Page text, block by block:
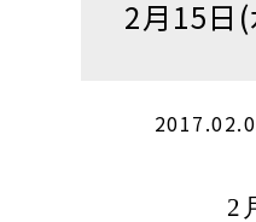
2月15日
2